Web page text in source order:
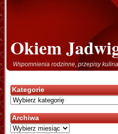
Okiem
Wspomnienia rodzinne, przepisy
Kategorie
Kategorie
Archiwa
Archiwa